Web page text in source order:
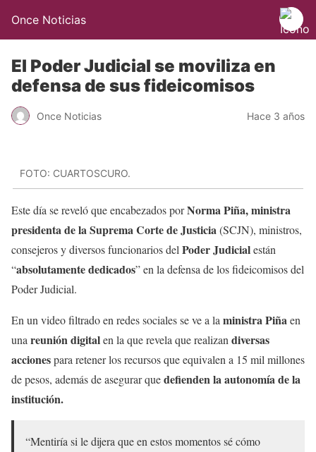
Once Noticias
El Poder Judicial se moviliza en
defensa de sus fideicomisos
Once Noticias Hace 3 años
FOTO: CUARTOSCURO.
Este día se reveló que encabezados porNorma Piña, ministra
presidenta de la Suprema Corte de Justicia(SCJN), ministros,
consejeros y diversos funcionarios del Poder Judicialestán
“absolutamente dedicados” en la defensa de los fideicomisos del
Poder Judicial.
En un video filtrado en redes sociales se ve a la ministra Piñaen
una reunión digitalen la que revela que realizan diversas
accionespara retener los recursos que equivalen a 15 mil millones
de pesos, además de asegurar quedefienden la autonomía de la
institución.
“Mentiría si le dijera que en estos momentos sé cómo